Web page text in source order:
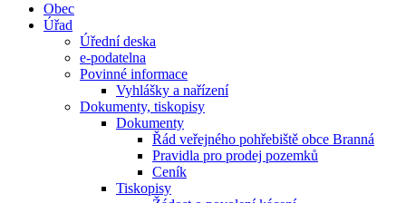
Obec
Úřad
Úřední deska
e-podatelna
Povinné informace
Vyhlášky a nařízení
Dokumenty, tiskopisy
Dokumenty
Řád veřejného pohřebiště obce Branná
Pravidla pro prodej pozemků
Ceník
Tiskopisy